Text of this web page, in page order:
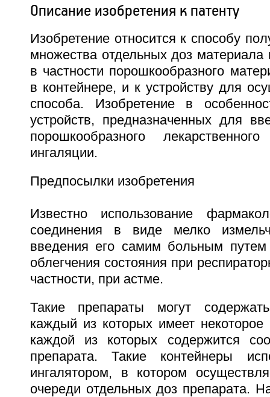
Описание изобретения к патенту
Изобретение относится к способу
множества отдельных доз материала
в частности порошкообразного
в контейнере, и к устройству для
способа. Изобретение в
устройств, предназначенных для
порошкообразного
ингаляции.
Предпосылки изобретения
Известно использование
соединения в виде мелко
введения его самим больным
облегчения состояния при
частности, при астме.
Такие препараты могут
каждый из которых имеет некоторое
каждой из которых содержится
препарата. Такие контейнеры
ингалятором, в котором
очереди отдельных доз препарата.